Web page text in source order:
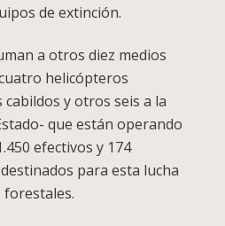
de extinción.
a otros diez medios
helicópteros
y otros seis a la
que están operando
efectivos y 174
para esta lucha